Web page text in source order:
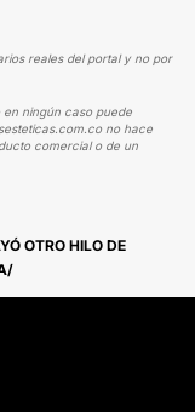
reales del portal y no por
ningún caso puede
no hace
comercial o de un
OTRO HILO DE